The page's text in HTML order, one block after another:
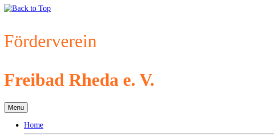
Förderverein
Freibad Rheda e. V.
Menu
Home